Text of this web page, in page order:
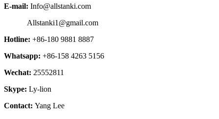
E-mail: Info@allstanki.com
Allstanki1@gmail.com
Hotline: +86-180 9881 8887
Whatsapp: +86-158 4263 5156
Wechat: 25552811
Skype: Ly-lion
Contact: Yang Lee